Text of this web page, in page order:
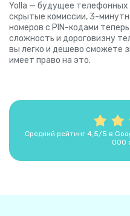
Yolla — будущее
скрытые комиссии, 3-
номеров с PIN-кодами
сложность и дороговизну
вы легко и дешево сможете
имеет право на это.
Средний рейтинг 4,5/5 в
000